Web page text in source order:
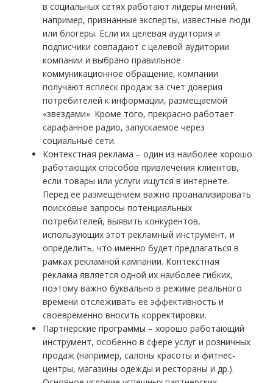
в социальных сетях работают лидеры мнений,
например, признанные эксперты, известные люди
или блогеры. Если их целевая аудитория и
подписчики совпадают с целевой аудитории
компании и выбрано правильное
коммуникационное обращение, компании
получают всплеск продаж за счет доверия
потребителей к информации, размещаемой
«звездами». Кроме того, прекрасно работает
сарафанное радио, запускаемое через
социальные сети.
Контекстная реклама – один из наиболее хорошо
работающих способов привлечения клиентов,
если товары или услуги ищутся в интернете.
Перед ее размещением важно проанализировать
поисковые запросы потенциальных
потребителей, выявить конкурентов,
использующих этот рекламный инструмент, и
определить, что именно будет предлагаться в
рамках рекламной кампании. Контекстная
реклама является одной их наиболее гибких,
поэтому важно буквально в режиме реального
времени отслеживать ее эффективность и
своевременно вносить корректировки.
Партнерские программы – хорошо работающий
инструмент, особенно в сфере услуг и розничных
продаж (например, салоны красоты и фитнес-
центры, магазины одежды и рестораны и др.).